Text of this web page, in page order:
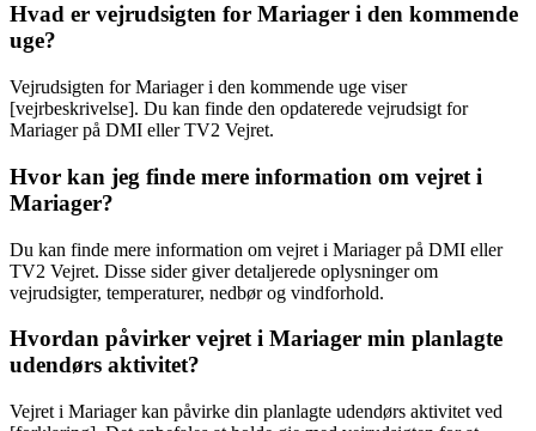
Hvad er vejrudsigten for Mariager i den kommende
uge?
Vejrudsigten for Mariager i den kommende uge viser
[vejrbeskrivelse]. Du kan finde den opdaterede vejrudsigt for
Mariager på DMI eller TV2 Vejret.
Hvor kan jeg finde mere information om vejret i
Mariager?
Du kan finde mere information om vejret i Mariager på DMI eller
TV2 Vejret. Disse sider giver detaljerede oplysninger om
vejrudsigter, temperaturer, nedbør og vindforhold.
Hvordan påvirker vejret i Mariager min planlagte
udendørs aktivitet?
Vejret i Mariager kan påvirke din planlagte udendørs aktivitet ved